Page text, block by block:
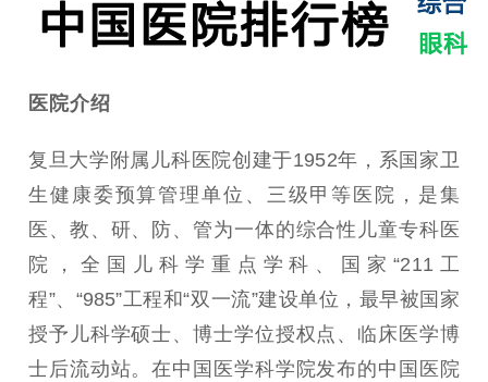
医院介绍
复旦大学附属儿科医院创建于1952年，系国家卫
生健康委预算管理单位、三级甲等医院，是集
医、教、研、防、管为一体的综合性儿童专科医
院，全国儿科学重点学科、国家“211工
程”、“985”工程和“双一流”建设单位，最早被国家
授予儿科学硕士、博士学位授权点、临床医学博
士后流动站。在中国医学科学院发布的中国医院